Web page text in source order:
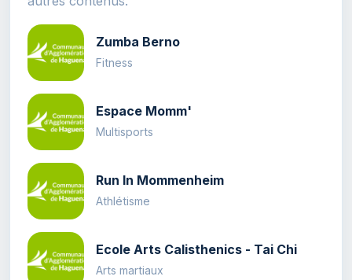
Zumba Berno
Fitness
Espace Momm'
Multisports
Run In Mommenheim
Athlétisme
Ecole Arts Calisthenics - Tai Chi
Arts martiaux